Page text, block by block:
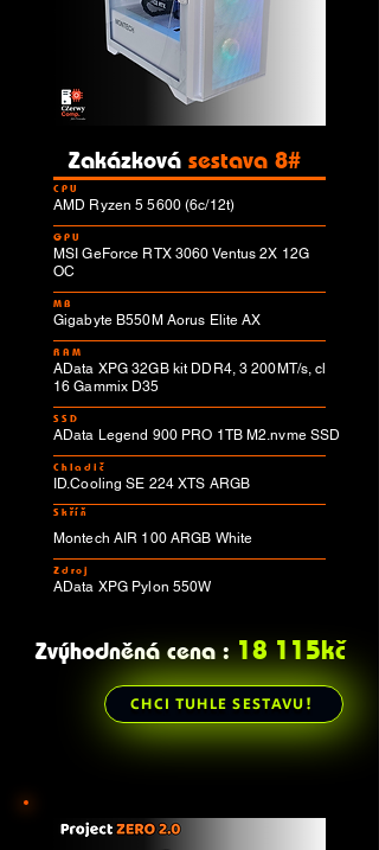
Zakázková sestava 8#
CPU
AMD Ryzen 5 5600 (6c/12t)
GPU
MSI GeForce RTX 3060 Ventus 2X 12G
OC
MB
Gigabyte B550M Aorus Elite AX
RAM
AData XPG 32GB kit DDR4, 3 200MT/s, cl
16 Gammix D35
SSD
AData Legend 900 PRO 1TB M2.nvme SSD
Chladič
ID.Cooling SE 224 XTS ARGB
Skříň
Montech AIR 100 ARGB White
Zdroj
AData XPG Pylon 550W
Zvýhodněná cena : 18 115kč
CHCI TUHLE SESTAVU!